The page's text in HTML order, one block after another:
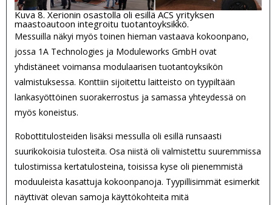
Kuva 8. Xerionin osastolla oli esillä ACS yrityksen
maastoautoon integroitu tuotantoyksikkö.
Messuilla näkyi myös toinen hieman vastaava kokoonpano,
jossa 1A Technologies ja Moduleworks GmbH ovat
yhdistäneet voimansa modulaarisen tuotantoyksikön
valmistuksessa. Konttiin sijoitettu laitteisto on tyypiltään
lankasyöttöinen suorakerrostus ja samassa yhteydessä on
myös koneistus.
Robottitulosteiden lisäksi messulla oli esillä runsaasti
suurikokoisia tulosteita. Osa niistä oli valmistettu suuremmissa
tulostimissa kertatulosteina, toisissa kyse oli pienemmistä
moduuleista kasattuja kokoonpanoja. Tyypillisimmät esimerkit
näyttivät olevan samoja käyttökohteita mitä